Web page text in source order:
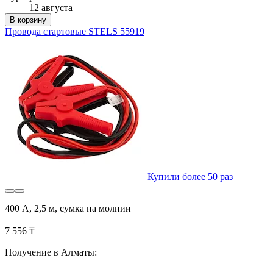
12 августа
В корзину
Провода стартовые STELS 55919
Купили более 50 раз
400 А, 2,5 м, сумка на молнии
7 556 ₸
Получение в Алматы: